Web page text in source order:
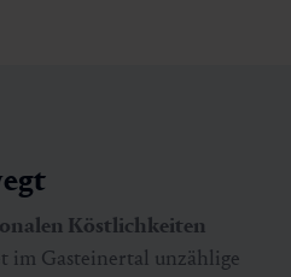
Köstlichkeiten
im Gasteinertal unzählige